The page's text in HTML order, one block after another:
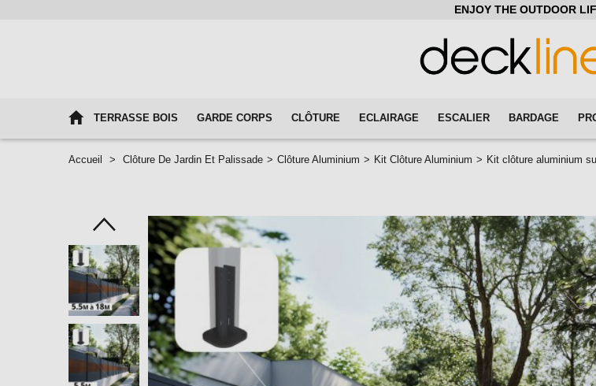
ENJOY THE OUTDOOR
TERRASSE BOIS GARDE CORPS CLÔTURE ECLAIRAGE ESCALIER BARDAGE
Accueil > Clôture De Jardin Et Palissade > Clôture Aluminium > Kit Clôture Aluminium > Kit clôture aluminium